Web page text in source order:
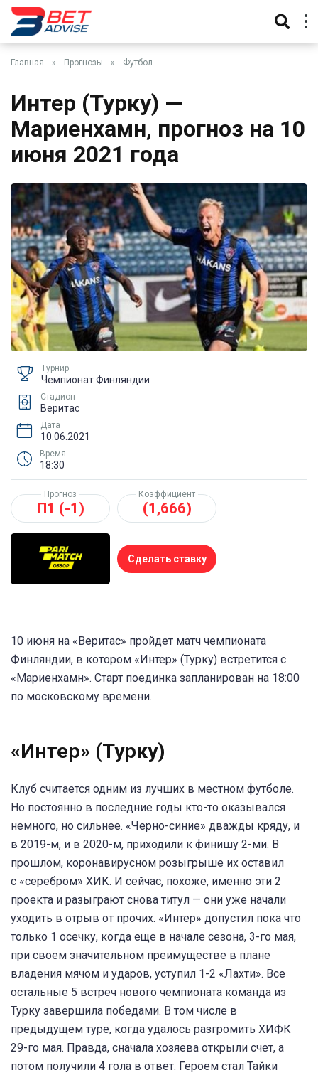
Главная » Прогнозы » Футбол
Интер (Турку) —
Мариенхамн, прогноз на 10
июня 2021 года
Турнир
Чемпионат Финляндии
Стадион
Веритас
Дата
10.06.2021
Время
18:30
Прогноз
П1 (-1)
Коэффициент
(1,666)
Сделать ставку
10 июня на «Веритас» пройдет матч чемпионата
Финляндии, в котором «Интер» (Турку) встретится с
«Мариенхамн». Старт поединка запланирован на 18:00
по московскому времени.
«Интер» (Турку)
Клуб считается одним из лучших в местном футболе.
Но постоянно в последние годы кто-то оказывался
немного, но сильнее. «Черно-синие» дважды кряду, и
в 2019-м, и в 2020-м, приходили к финишу 2-ми. В
прошлом, коронавирусном розыгрыше их оставил
с «серебром» ХИК. И сейчас, похоже, именно эти 2
проекта и разыграют снова титул — они уже начали
уходить в отрыв от прочих. «Интер» допустил пока что
только 1 осечку, когда еще в начале сезона, 3-го мая,
при своем значительном преимуществе в плане
владения мячом и ударов, уступил 1-2 «Лахти». Все
остальные 5 встреч нового чемпионата команда из
Турку завершила победами. В том числе в
предыдущем туре, когда удалось разгромить ХИФК
29-го мая. Правда, сначала хозяева открыли счет, а
потом получили 4 гола в ответ. Героем стал Тайки